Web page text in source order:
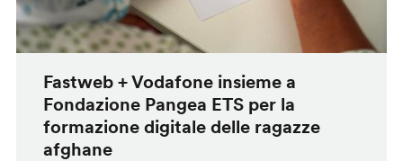
Fastweb + Vodafone insieme a
Fondazione Pangea ETS per la
formazione digitale delle ragazze
afghane